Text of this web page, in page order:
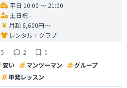
平日 10:00 〜 21:00
土日祝 -
月額 6,600円〜
レンタル： クラブ
5
2
0
安い マンツーマン
グループ
単発レッスン